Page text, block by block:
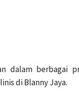
berbagai
di Blanny Jaya.